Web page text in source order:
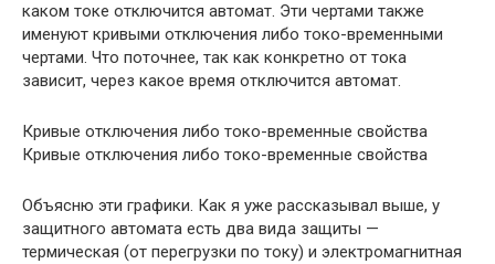
каком токе отключится автомат. Эти чертами также
именуют кривыми отключения либо токо-временными
чертами. Что поточнее, так как конкретно от тока
зависит, через какое время отключится автомат.
Кривые отключения либо токо-временные свойства
Кривые отключения либо токо-временные свойства
Объясню эти графики. Как я уже рассказывал выше, у
защитного автомата есть два вида защиты —
термическая (от перегрузки по току) и электромагнитная